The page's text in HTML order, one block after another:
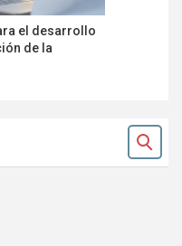
el desarrollo
de la
Ok